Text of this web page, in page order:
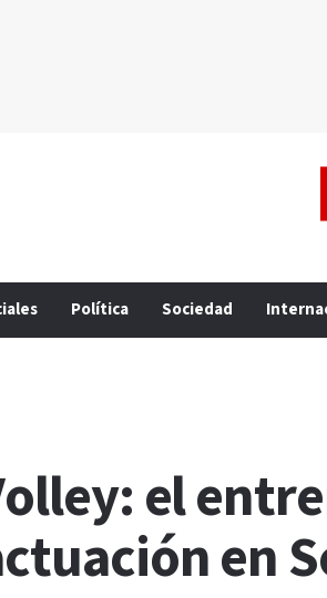
Política Sociedad
el
en